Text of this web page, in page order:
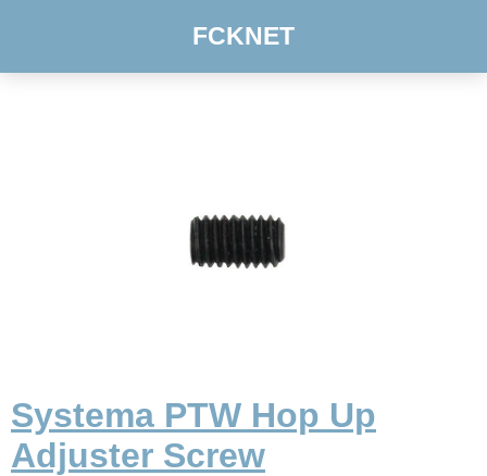
FCKNET
Systema PTW Hop Up
Adjuster Screw